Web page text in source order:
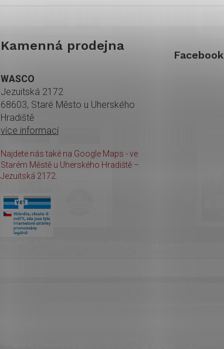
Kamenná prodejna
WASCO
Jezuitská 2172
68603, Staré Město u Uherského
Hradiště
více informací
Najdete nás také na Google Maps - ve
Starém Městě u Uherského Hradiště –
Jezuitská 2172.
Facebook